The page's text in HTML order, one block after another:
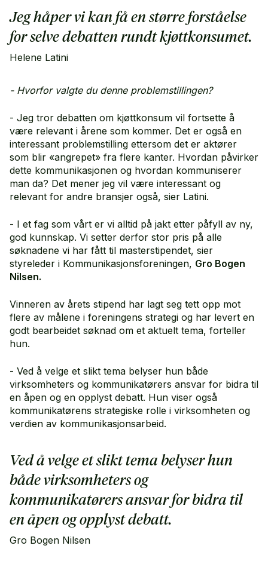
Jeg håper vi kan få en større forståelse
for selve debatten rundt kjøttkonsumet.
Helene Latini
- Hvorfor valgte du denne problemstillingen?
- Jeg tror debatten om kjøttkonsum vil fortsette å
være relevant i årene som kommer. Det er også en
interessant problemstilling ettersom det er aktører
som blir «angrepet» fra flere kanter. Hvordan påvirker
dette kommunikasjonen og hvordan kommuniserer
man da? Det mener jeg vil være interessant og
relevant for andre bransjer også, sier Latini.
- I et fag som vårt er vi alltid på jakt etter påfyll av ny,
god kunnskap. Vi setter derfor stor pris på alle
søknadene vi har fått til masterstipendet, sier
styreleder i Kommunikasjonsforeningen, Gro Bogen
Nilsen.
Vinneren av årets stipend har lagt seg tett opp mot
flere av målene i foreningens strategi og har levert en
godt bearbeidet søknad om et aktuelt tema, forteller
hun.
- Ved å velge et slikt tema belyser hun både
virksomheters og kommunikatørers ansvar for bidra til
en åpen og en opplyst debatt. Hun viser også
kommunikatørens strategiske rolle i virksomheten og
verdien av kommunikasjonsarbeid.
Ved å velge et slikt tema belyser hun
både virksomheters og
kommunikatørers ansvar for bidra til
en åpen og opplyst debatt.
Gro Bogen Nilsen